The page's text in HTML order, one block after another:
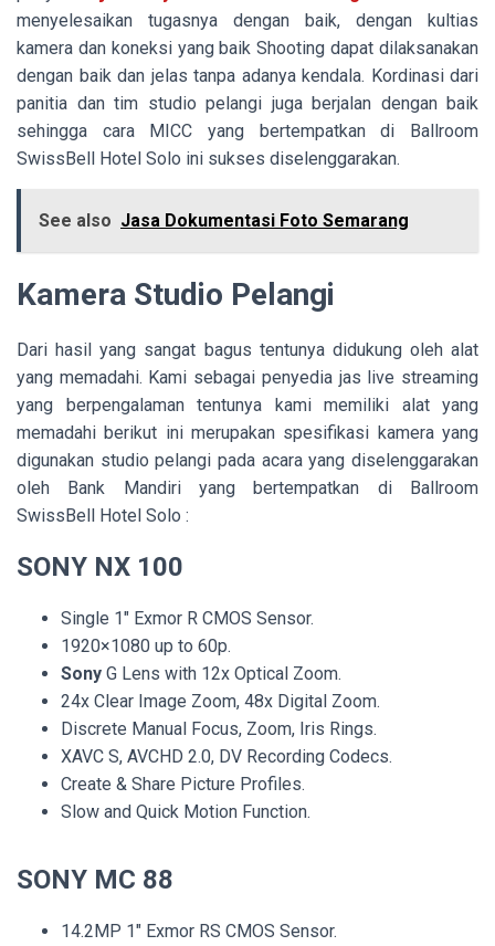
menyelesaikan tugasnya dengan baik, dengan kultias
kamera dan koneksi yang baik Shooting dapat dilaksanakan
dengan baik dan jelas tanpa adanya kendala. Kordinasi dari
panitia dan tim studio pelangi juga berjalan dengan baik
sehingga cara MICC yang bertempatkan di Ballroom
SwissBell Hotel Solo ini sukses diselenggarakan.
See also Jasa Dokumentasi Foto Semarang
Kamera Studio Pelangi
Dari hasil yang sangat bagus tentunya didukung oleh alat
yang memadahi. Kami sebagai penyedia jas live streaming
yang berpengalaman tentunya kami memiliki alat yang
memadahi berikut ini merupakan spesifikasi kamera yang
digunakan studio pelangi pada acara yang diselenggarakan
oleh Bank Mandiri yang bertempatkan di Ballroom
SwissBell Hotel Solo :
SONY NX 100
Single 1″ Exmor R CMOS Sensor.
1920×1080 up to 60p.
Sony G Lens with 12x Optical Zoom.
24x Clear Image Zoom, 48x Digital Zoom.
Discrete Manual Focus, Zoom, Iris Rings.
XAVC S, AVCHD 2.0, DV Recording Codecs.
Create & Share Picture Profiles.
Slow and Quick Motion Function.
SONY MC 88
14.2MP 1″ Exmor RS CMOS Sensor.